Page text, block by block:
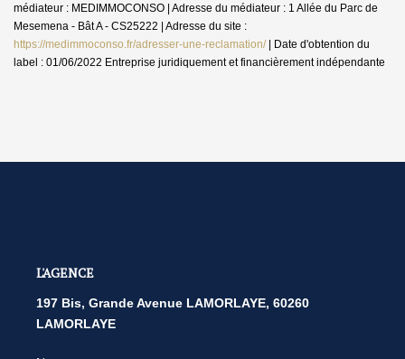
médiateur : MEDIMMOCONSO | Adresse du médiateur : 1 Allée du Parc de
Mesemena - Bât A - CS25222 | Adresse du site :
https://medimmoconso.fr/adresser-une-reclamation/| Date d'obtention du
label : 01/06/2022 Entreprise juridiquement et financièrement indépendante
L'AGENCE
197 Bis, Grande Avenue LAMORLAYE, 60260
LAMORLAYE